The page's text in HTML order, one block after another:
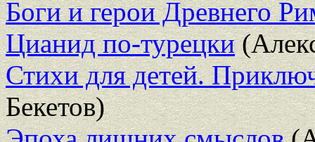
Боги и герои Древнего
Цианид по-турецки
Стихи для детей.
Бекетов)